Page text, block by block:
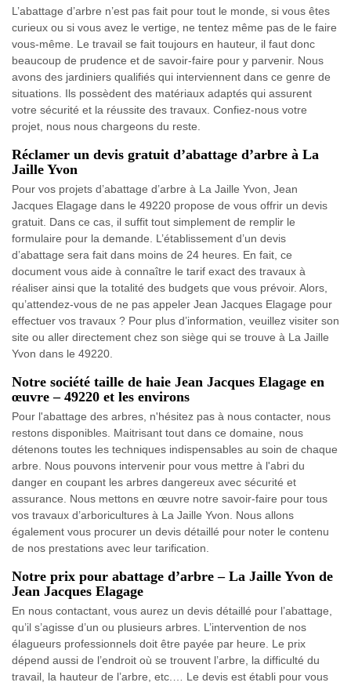
L’abattage d’arbre n’est pas fait pour tout le monde, si vous êtes
curieux ou si vous avez le vertige, ne tentez même pas de le faire
vous-même. Le travail se fait toujours en hauteur, il faut donc
beaucoup de prudence et de savoir-faire pour y parvenir. Nous
avons des jardiniers qualifiés qui interviennent dans ce genre de
situations. Ils possèdent des matériaux adaptés qui assurent
votre sécurité et la réussite des travaux. Confiez-nous votre
projet, nous nous chargeons du reste.
Réclamer un devis gratuit d’abattage d’arbre à La
Jaille Yvon
Pour vos projets d’abattage d’arbre à La Jaille Yvon, Jean
Jacques Elagage dans le 49220 propose de vous offrir un devis
gratuit. Dans ce cas, il suffit tout simplement de remplir le
formulaire pour la demande. L’établissement d’un devis
d’abattage sera fait dans moins de 24 heures. En fait, ce
document vous aide à connaître le tarif exact des travaux à
réaliser ainsi que la totalité des budgets que vous prévoir. Alors,
qu’attendez-vous de ne pas appeler Jean Jacques Elagage pour
effectuer vos travaux ? Pour plus d’information, veuillez visiter son
site ou aller directement chez son siège qui se trouve à La Jaille
Yvon dans le 49220.
Notre société taille de haie Jean Jacques Elagage en
œuvre – 49220 et les environs
Pour l'abattage des arbres, n'hésitez pas à nous contacter, nous
restons disponibles. Maitrisant tout dans ce domaine, nous
détenons toutes les techniques indispensables au soin de chaque
arbre. Nous pouvons intervenir pour vous mettre à l'abri du
danger en coupant les arbres dangereux avec sécurité et
assurance. Nous mettons en œuvre notre savoir-faire pour tous
vos travaux d’arboricultures à La Jaille Yvon. Nous allons
également vous procurer un devis détaillé pour noter le contenu
de nos prestations avec leur tarification.
Notre prix pour abattage d’arbre – La Jaille Yvon de
Jean Jacques Elagage
En nous contactant, vous aurez un devis détaillé pour l’abattage,
qu’il s’agisse d’un ou plusieurs arbres. L’intervention de nos
élagueurs professionnels doit être payée par heure. Le prix
dépend aussi de l’endroit où se trouvent l’arbre, la difficulté du
travail, la hauteur de l’arbre, etc.… Le devis est établi pour vous